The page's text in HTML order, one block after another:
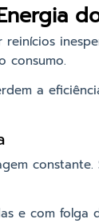
consumo.
a
e com folga